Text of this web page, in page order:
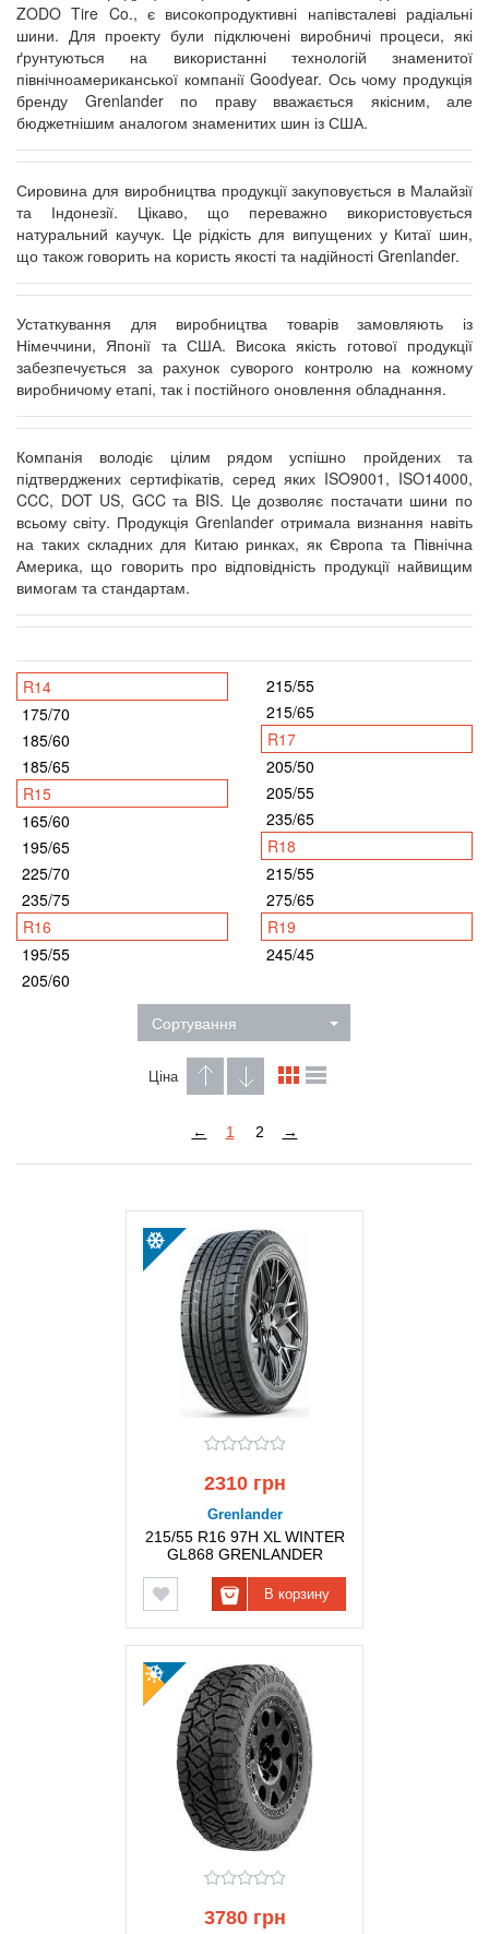
ZODO Tire Co., є високопродуктивні напівсталеві радіальні
шини. Для проекту були підключені виробничі процеси, які
ґрунтуються на використанні технологій знаменитої
північноамериканської компанії Goodyear. Ось чому продукція
бренду Grenlander по праву вважається якісним, але
бюджетнішим аналогом знаменитих шин із США.
Сировина для виробництва продукції закуповується в Малайзії
та Індонезії. Цікаво, що переважно використовується
натуральний каучук. Це рідкість для випущених у Китаї шин,
що також говорить на користь якості та надійності Grenlander.
Устаткування для виробництва товарів замовляють із
Німеччини, Японії та США. Висока якість готової продукції
забезпечується за рахунок суворого контролю на кожному
виробничому етапі, так і постійного оновлення обладнання.
Компанія володіє цілим рядом успішно пройдених та
підтверджених сертифікатів, серед яких ISO9001, ISO14000,
CCC, DOT US, GCC та BIS. Це дозволяє постачати шини по
всьому світу. Продукція Grenlander отримала визнання навіть
на таких складних для Китаю ринках, як Європа та Північна
Америка, що говорить про відповідність продукції найвищим
вимогам та стандартам.
R14
175/70
185/60
185/65
R15
165/60
195/65
225/70
235/75
R16
195/55
205/60
215/55
215/65
R17
205/50
205/55
235/65
R18
215/55
275/65
R19
245/45
Сортування
Ціна
← 1 2 →
2310 грн
Grenlander
215/55 R16 97H XL WINTER
GL868 GRENLANDER
В корзину
3780 грн